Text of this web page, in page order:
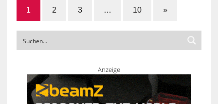
1 2 3 … 10 »
Anzeige